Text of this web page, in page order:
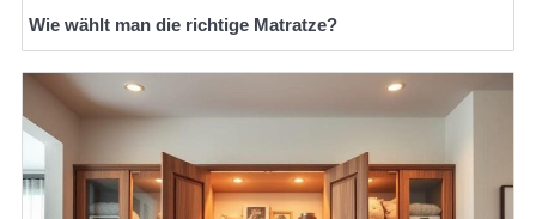
Wie wählt man die richtige Matratze?